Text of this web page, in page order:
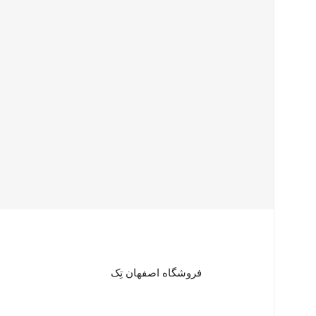
فروشگاه اصفهان تِک